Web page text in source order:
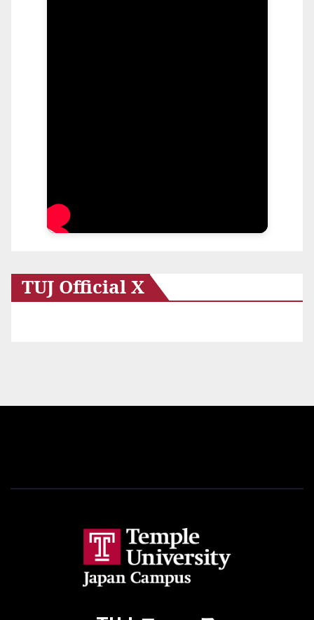
TUJ Official X